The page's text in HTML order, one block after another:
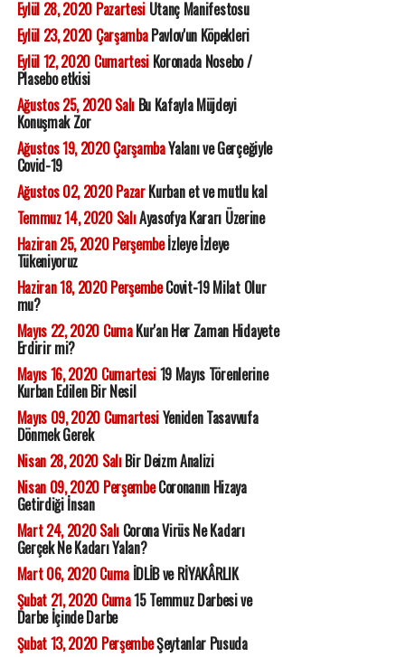
Eylül 28, 2020 PazartesiUtanç Manifestosu
Eylül 23, 2020 ÇarşambaPavlov'un Köpekleri
Eylül 12, 2020 CumartesiKoronada Nosebo /
Plasebo etkisi
Ağustos 25, 2020 SalıBu Kafayla Müjdeyi
Konuşmak Zor
Ağustos 19, 2020 ÇarşambaYalanı ve Gerçeğiyle
Covid-19
Ağustos 02, 2020 PazarKurban et ve mutlu kal
Temmuz 14, 2020 SalıAyasofya Kararı Üzerine
Haziran 25, 2020 Perşembeİzleye İzleye
Tükeniyoruz
Haziran 18, 2020 PerşembeCovit-19 Milat Olur
mu?
Mayıs 22, 2020 CumaKur'an Her Zaman Hidayete
Erdirir mi?
Mayıs 16, 2020 Cumartesi19 Mayıs Törenlerine
Kurban Edilen Bir Nesil
Mayıs 09, 2020 CumartesiYeniden Tasavvufa
Dönmek Gerek
Nisan 28, 2020 SalıBir Deizm Analizi
Nisan 09, 2020 PerşembeCoronanın Hizaya
Getirdiği İnsan
Mart 24, 2020 SalıCorona Virüs Ne Kadarı
Gerçek Ne Kadarı Yalan?
Mart 06, 2020 CumaİDLİB ve RİYAKÂRLIK
Şubat 21, 2020 Cuma15 Temmuz Darbesi ve
Darbe İçinde Darbe
Şubat 13, 2020 PerşembeŞeytanlar Pusuda